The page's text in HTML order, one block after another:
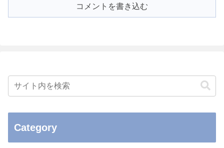
コメントを書き込む
Category